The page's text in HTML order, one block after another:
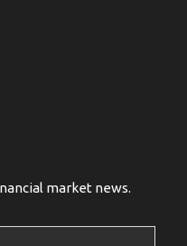
market news.